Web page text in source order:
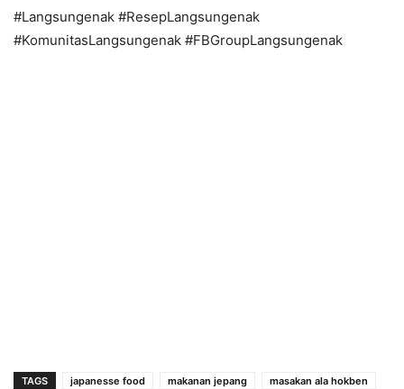
#Langsungenak #ResepLangsungenak
#KomunitasLangsungenak #FBGroupLangsungenak
TAGS japanesse food makanan jepang
masakan ala hokben